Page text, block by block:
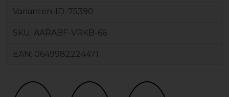
Varianten-ID: 75390
SKU: AARABF-VRKB-66
EAN: 0649982224471